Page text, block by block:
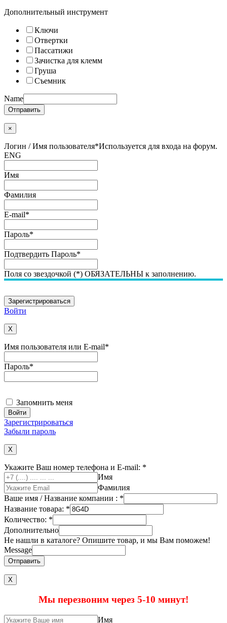
Дополнительный инструмент
Ключи
Отвертки
Пассатижи
Зачистка для клемм
Груша
Съемник
Name
Отправить
×
Логин / Имя пользователя*Используется для входа на форум.
ENG
Имя
Фамилия
E-mail*
Пароль*
Подтвердить Пароль*
Поля со звездочкой (*) ОБЯЗАТЕЛЬНЫ к заполнению.
Войти
X
Имя пользователя или E-mail*
Пароль*
Запомнить меня
Зарегистрироваться
Забыли пароль
X
Укажите Ваш номер телефона и E-mail: *
Имя
Фамилия
Ваше имя / Название компании : *
Название товара: *
Количество: *
Дополнительно
Не нашли в каталоге? Опишите товар, и мы Вам поможем!
Message
Отправить
Х
Мы перезвоним через 5-10 минут!
Имя